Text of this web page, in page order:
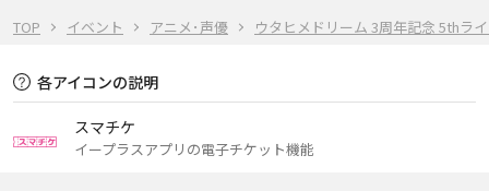
TOP イベント アニメ･声優 ウタヒメドリーム 3周年記念 5thラ
各アイコンの説明
スマチケ
イープラスアプリの電子チケット機能